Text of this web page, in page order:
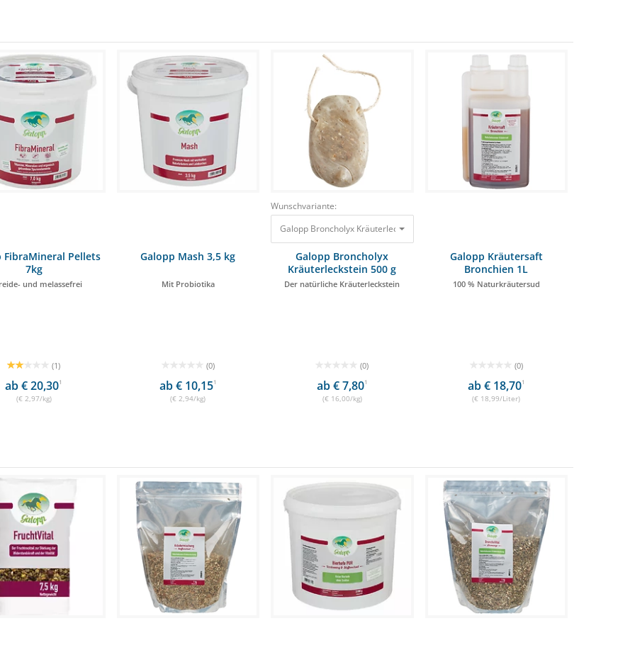
FibraMineral Pellets
7kg
und melassefrei
(1)
ab € 20,301
(€ 2,97/kg)
Galopp Mash 3,5 kg
Mit Probiotika
(0)
ab € 10,151
(€ 2,94/kg)
Wunschvariante:
Galopp Broncholyx
Kräuterleckstein 500 g
Der natürliche Kräuterleckstein
(0)
ab € 7,801
(€ 16,00/kg)
Galopp Kräutersaft
Bronchien 1L
100 % Naturkräutersud
(0)
ab € 18,701
(€ 18,99/Liter)